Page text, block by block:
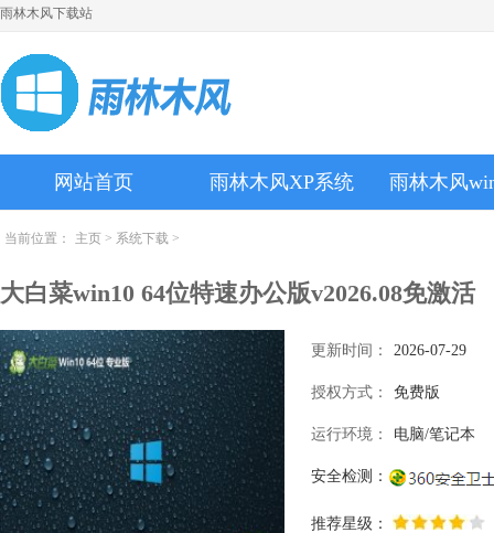
雨林木风下载站
网站首页 雨林木风XP系统 雨林木风
当前位置： 主页 > 系统下载 >
大白菜win10 64位特速办公版v2026.08免激活
更新时间： 2026-07-29
授权方式： 免费版
运行环境： 电脑/笔记本
安全检测：
推荐星级：